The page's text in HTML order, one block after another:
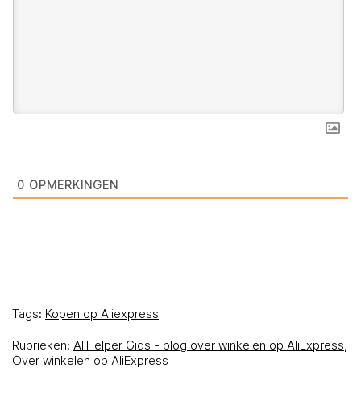
0 OPMERKINGEN
Tags: Kopen op Aliexpress
Rubrieken: AliHelper Gids - blog over winkelen op AliExpress,
Over winkelen op AliExpress